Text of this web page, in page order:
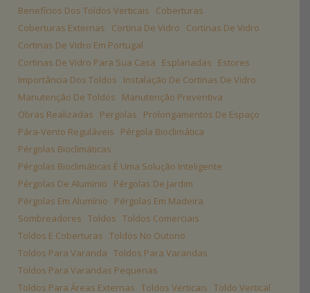
Benefícios Dos Toldos Verticais
Coberturas
Coberturas Externas
Cortina De Vidro
Cortinas De Vidro
Cortinas De Vidro Em Portugal
Cortinas De Vidro Para Sua Casa
Esplanadas
Estores
Importância Dos Toldos
Instalação De Cortinas De Vidro
Manutenção De Toldos
Manutenção Preventiva
Obras Realizadas
Pergolas
Prolongamentos De Espaço
Pára-Vento Reguláveis
Pérgola Bioclimática
Pérgolas Bioclimáticas
Pérgolas Bioclimáticas É Uma Solução Inteligente
Pérgolas De Alumínio
Pérgolas De Jardim
Pérgolas Em Alumínio
Pérgolas Em Madeira
Sombreadores Toldos Toldos Comerciais
Toldos E Coberturas Toldos No Outono
Toldos Para Varanda Toldos Para Varandas
Toldos Para Varandas Pequenas
Toldos Para Áreas Externas Toldos Verticais Toldo Vertical